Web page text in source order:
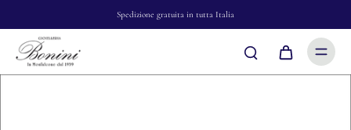
Spedizione gratuita in tutta Italia